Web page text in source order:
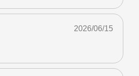
2026/06/15